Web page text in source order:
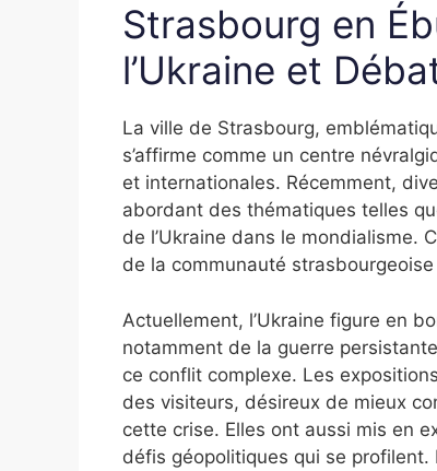
Strasbourg en
l’Ukraine et
La ville de Strasbourg,
s’affirme comme un centre
et internationales. Récemment,
abordant des thématiques telles
de l’Ukraine dans le mondialisme.
de la communauté
Actuellement, l’Ukraine figure en
notamment de la guerre
ce conflit complexe. Les
des visiteurs, désireux de mieux
cette crise. Elles ont aussi mis en
défis géopolitiques qui se profilent.